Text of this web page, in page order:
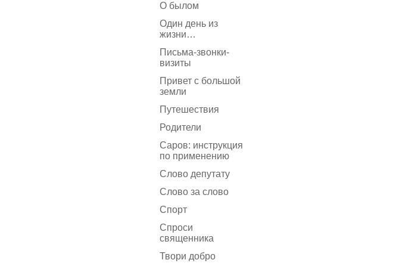
О былом
Один день из
жизни…
Письма-звонки-
визиты
Привет с большой
земли
Путешествия
Родители
Саров: инструкция
по применению
Слово депутату
Слово за слово
Спорт
Спроси
священника
Твори добро